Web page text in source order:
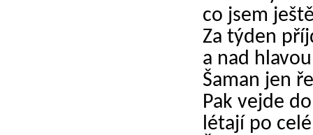
co jsem
Za týden
a nad
Šaman jen
Pak vejde
létají po